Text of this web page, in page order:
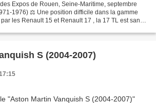
Expos de Rouen, Seine-Maritime, septembre
1976) ⚖️ Une position difficile dans la gamme
les Renault 15 et Renault 17 , la 17 TL est sans
S (2004-2007)